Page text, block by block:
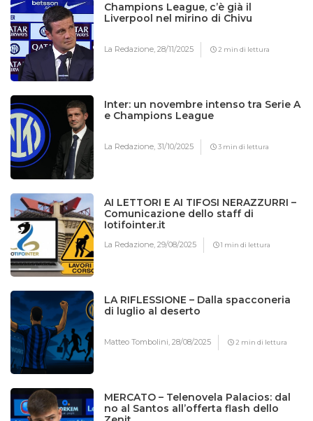
Champions League, c’è già il
Liverpool nel mirino di Chivu
La Redazione,28/11/2025 2 min di lettura
Inter: un novembre intenso tra Serie A
e Champions League
La Redazione,31/10/2025 3 min di lettura
AI LETTORI E AI TIFOSI NERAZZURRI –
Comunicazione dello staff di
Iotifointer.it
La Redazione,29/08/2025 1 min di lettura
LA RIFLESSIONE – Dalla spacconeria
di luglio al deserto
Matteo Tombolini,28/08/2025 2 min di lettura
MERCATO – Telenovela Palacios: dal
no al Santos all’offerta flash dello